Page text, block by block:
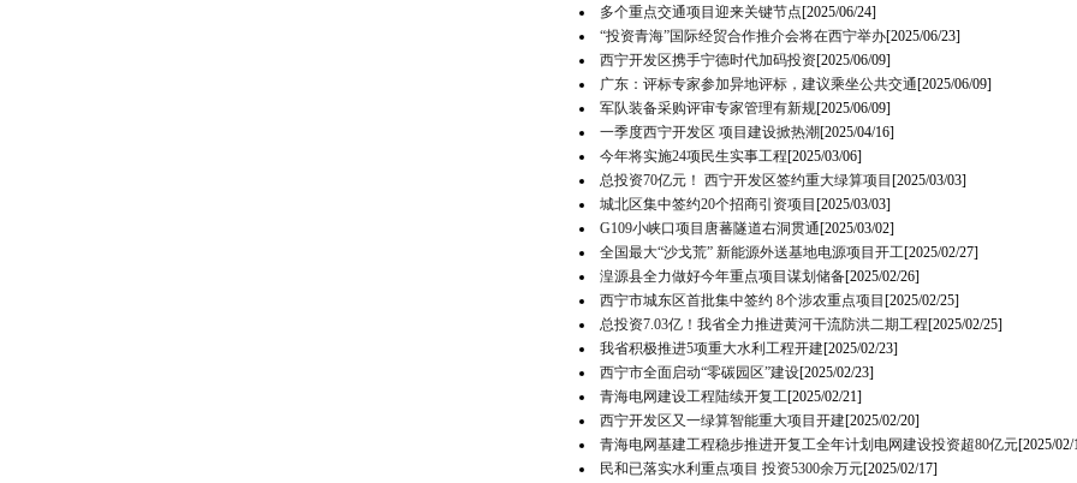
多个重点交通项目迎来关键节点[2025/06/24]
“投资青海”国际经贸合作推介会将在西宁举办[2025/06/23]
西宁开发区携手宁德时代加码投资[2025/06/09]
广东：评标专家参加异地评标，建议乘坐公共交通[2025/06/09]
军队装备采购评审专家管理有新规[2025/06/09]
一季度西宁开发区 项目建设掀热潮[2025/04/16]
今年将实施24项民生实事工程[2025/03/06]
总投资70亿元！ 西宁开发区签约重大绿算项目 [2025/03/03]
城北区集中签约20个招商引资项目 [2025/03/03]
G109小峡口项目唐蕃隧道右洞贯通[2025/03/02]
全国最大“沙戈荒” 新能源外送基地电源项目开工[2025/02/27]
湟源县全力做好今年重点项目谋划储备[2025/02/26]
西宁市城东区首批集中签约 8个涉农重点项目 [2025/02/25]
总投资7.03亿！我省全力推进黄河干流防洪二期工程[2025/02/25]
我省积极推进5项重大水利工程开建[2025/02/23]
西宁市全面启动“零碳园区”建设[2025/02/23]
青海电网建设工程陆续开复工[2025/02/21]
西宁开发区又一绿算智能重大项目开建[2025/02/20]
青海电网基建工程稳步推进开复工全年计划电网建设投资超80亿元[2025/02/
民和已落实水利重点项目 投资5300余万元[2025/02/17]